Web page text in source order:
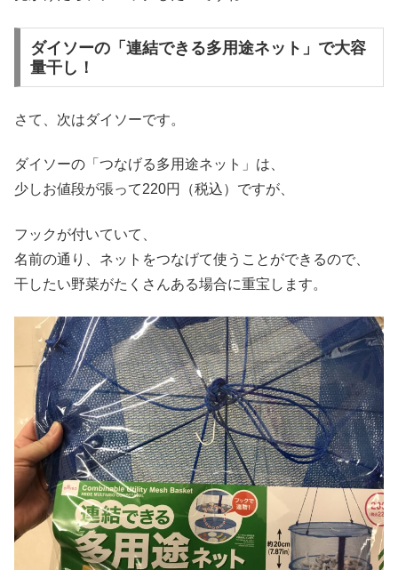
ダイソーの「連結できる多用途ネット」で大容
量干し！
さて、次はダイソーです。
ダイソーの「つなげる多用途ネット」は、
少しお値段が張って220円（税込）ですが、
フックが付いていて、
名前の通り、ネットをつなげて使うことができるので、
干したい野菜がたくさんある場合に重宝します。